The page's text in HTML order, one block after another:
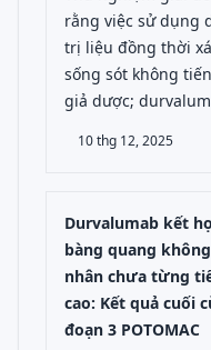
rằng việc sử dụng
trị liệu đồng thời
sống sót không
giả dược;
10 thg 12, 2025
Durvalumab kết
bàng quang
nhân chưa từng
cao: Kết quả cuối
đoạn 3 POTOMAC